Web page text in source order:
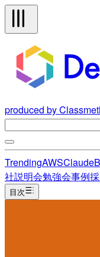
produced by
TrendingAWSClaude
社説明会勉強会事例
目次